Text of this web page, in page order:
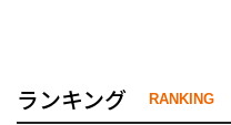
ランキング RANKING